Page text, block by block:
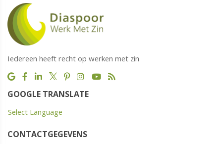
Iedereen heeft recht op werken met zin
GOOGLE TRANSLATE
Select Language
CONTACTGEGEVENS